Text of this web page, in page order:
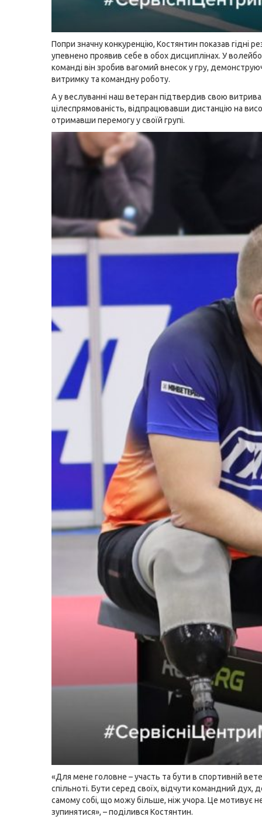
Попри значну конкуренцію, Костянтин показав гідні
упевнено проявив себе в обох дисциплінах. У
команді він зробив вагомий внесок у гру,
витримку та командну роботу.
А у веслуванні наш ветеран підтвердив свою
цілеспрямованість, відпрацювавши дистанцію на
отримавши перемогу у своїй групі.
«Для мене головне – участь та бути в спортивній
спільноті. Бути серед своїх, відчути командний дух,
самому собі, що можу більше, ніж учора. Це мотивує
зупинятися», – поділився Костянтин.